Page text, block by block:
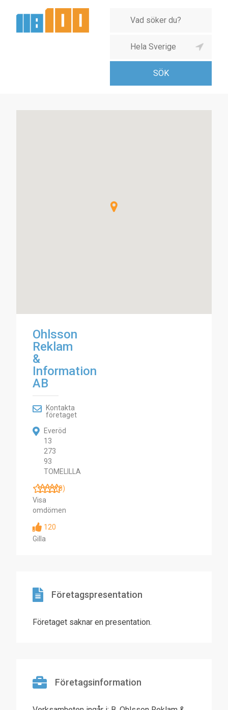
Ohlsson
Reklam
&
Information
AB
Kontakta
företaget
Everöd
13
273
93
TOMELILLA
(0)
Visa
omdömen
120
Gilla
Företagspresentation
Företaget saknar en presentation.
Företagsinformation